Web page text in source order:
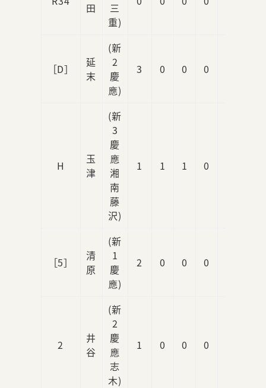
田
三
重)
［D］
延
末
(新
2
慶
應)
3 0 0 0
H
玉
津
(新
3
慶
應
湘
南
藤
沢)
1 1 1 0
［5］
清
原
(新
1
慶
應)
2 0 0 0
2
井
谷
(新
2
慶
應
志
木)
1 0 0 0